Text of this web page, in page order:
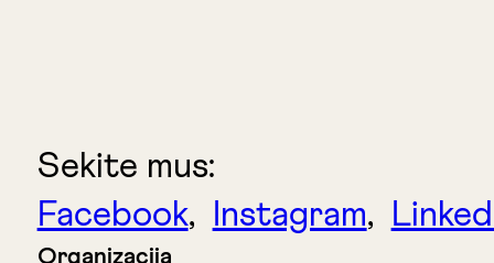
Sekite mus:
Facebook, Instagram,
Organizacija